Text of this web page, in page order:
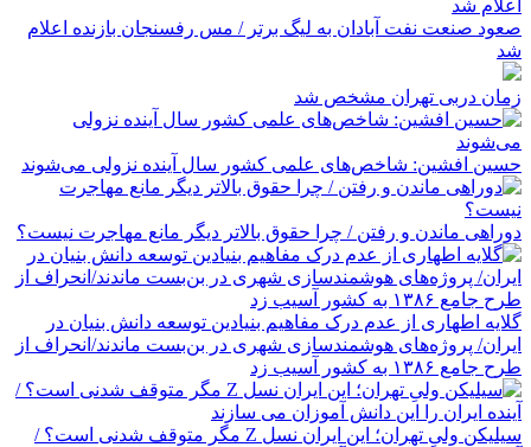
صعود صنعت نفت آبادان به لیگ برتر / مس رفسنجان بازنده اعلام
شد
زمان دربی تهران مشخص شد
حسین افشین: شاخص‌های علمی کشور سال آینده نزولی می‌شوند
دوراهی ماندن و رفتن / چرا حقوق بالاتر دیگر مانع مهاجرت نیست؟
گلایه اطهاری از عدم درک مفاهیم بنیادین توسعه دانش بنیان در
ایران/ پروژه‌های هوشمندسازی شهری در بن‌بست ماندند/انحراف از
طرح جامع ۱۳۸۶ به کشور آسیب زد
سیلیکن ولیِ تهران؛ این ایران نسل Z مگر متوقف شدنی است؟ /